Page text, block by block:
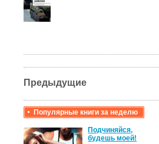
Предыдущие
Популярные книги за неделю
Подчиняйся,
будешь моей!